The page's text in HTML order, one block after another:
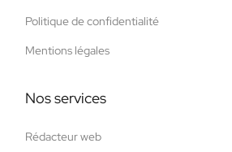
Politique de confidentialité
Mentions légales
Nos services
Rédacteur web